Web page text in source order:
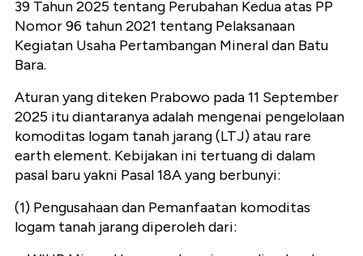
39 Tahun 2025 tentang Perubahan Kedua atas PP
Nomor 96 tahun 2021 tentang Pelaksanaan
Kegiatan Usaha Pertambangan Mineral dan Batu
Bara.
Aturan yang diteken Prabowo pada 11 September
2025 itu diantaranya adalah mengenai pengelolaan
komoditas logam tanah jarang (LTJ) atau rare
earth element. Kebijakan ini tertuang di dalam
pasal baru yakni Pasal 18A yang berbunyi:
(1) Pengusahaan dan Pemanfaatan komoditas
logam tanah jarang diperoleh dari: